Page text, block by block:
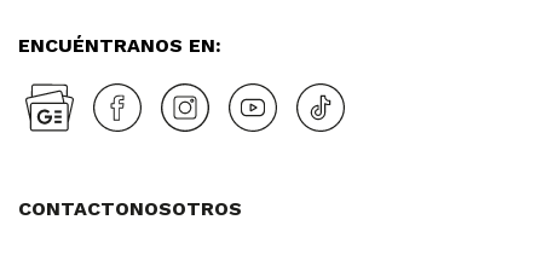
ENCUÉNTRANOS EN:
CONTACTONOSOTROS